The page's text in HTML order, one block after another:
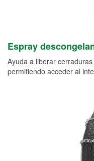
Espray
Ayuda a liberar
permitiendo acceder al